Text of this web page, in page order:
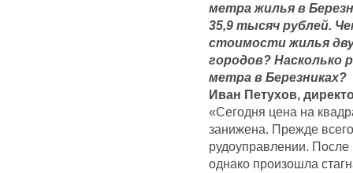
метра жилья в
35,9 тысяч рублей.
стоимости жилья
городов? Насколько
метра в Березниках?
Иван Петухов,
«Сегодня цена на
занижена. Прежде
рудоуправлении.
однако произошла